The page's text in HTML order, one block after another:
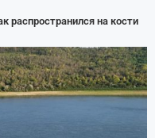
распространился на кости